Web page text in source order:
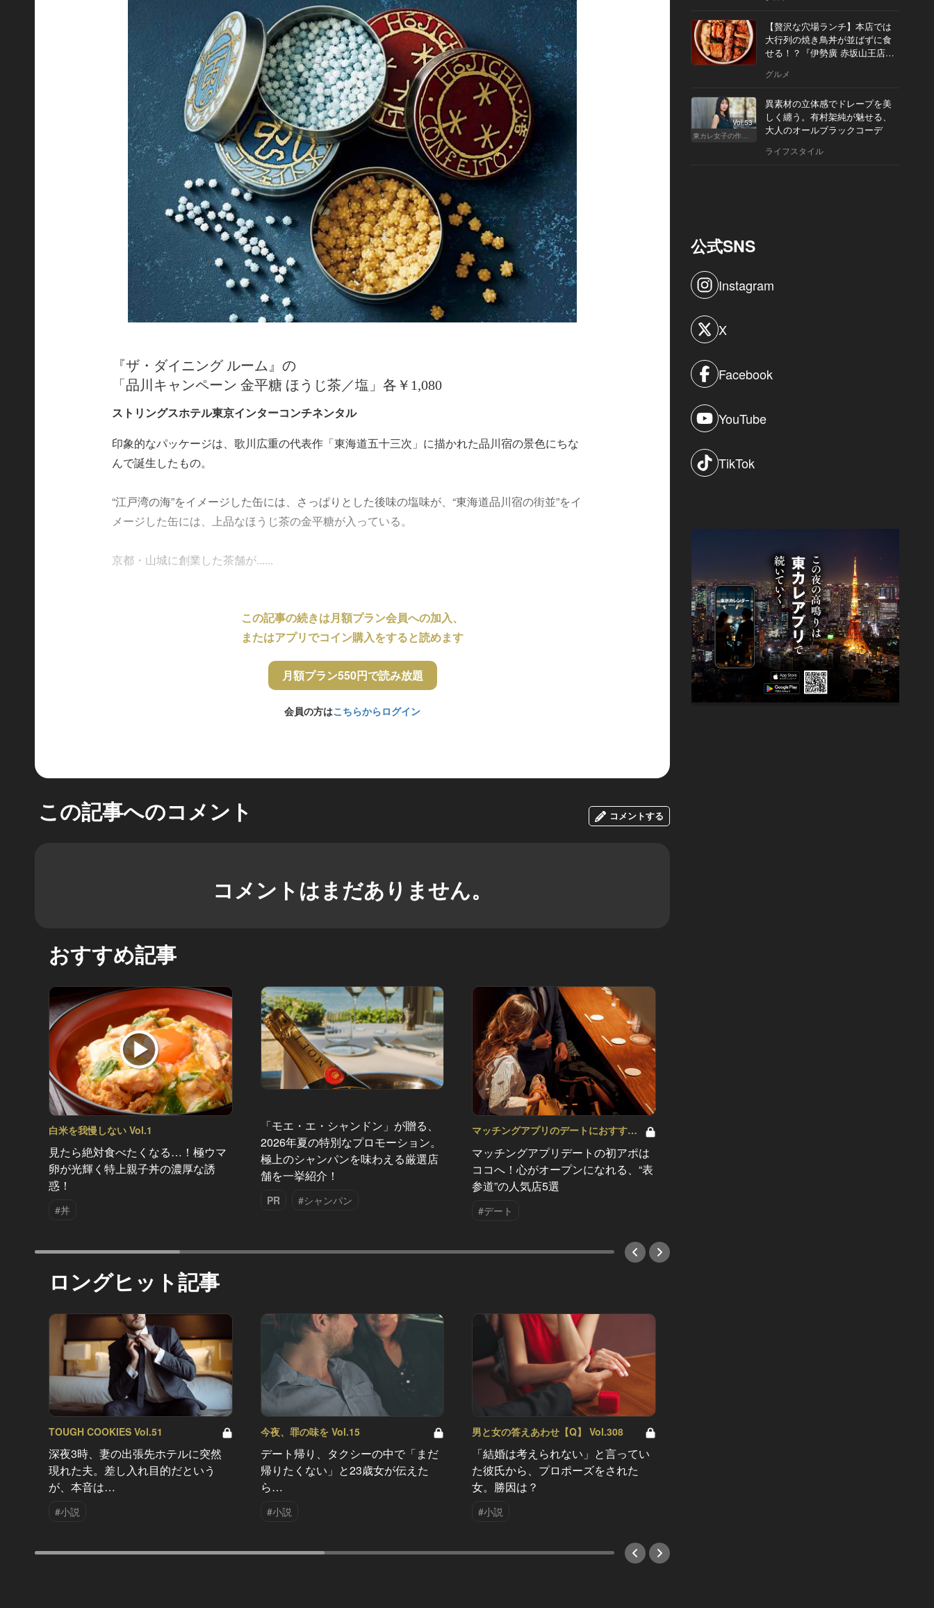
『ザ・ダイニング ルーム』の
「品川キャンペーン 金平糖 ほうじ茶／塩」各￥1,080
ストリングスホテル東京インターコンチネンタル
印象的なパッケージは、歌川広重の代表作「東海道五十三次」に描かれた品川宿の景色にちな
んで誕生したもの。
“江戸湾の海”をイメージした缶には、さっぱりとした後味の塩味が、“東海道品川宿の街並”をイ
メージした缶には、上品なほうじ茶の金平糖が入っている。
京都・山城に創業した茶舗が......
この記事の続きは月額プラン会員への加入、
またはアプリでコイン購入をすると読めます
月額プラン550円で読み放題
会員の方はこちらからログイン
この記事へのコメント コメントする
コメントはまだありません。
おすすめ記事
白米を我慢しない Vol.1
見たら絶対食べたくなる…！極ウマ
卵が光輝く特上親子丼の濃厚な誘
惑！
#丼
「モエ・エ・シャンドン」が贈る、
2026年夏の特別なプロモーション。
極上のシャンパンを味わえる厳選店
舗を一挙紹介！
PR #シャンパン
マッチングアプリのデートにおすすめ
マッチングアプリデートの初アポは
ココへ！心がオープンになれる、“表
参道”の人気店5選
#デート
ロングヒット記事
TOUGH COOKIES Vol.51
深夜3時、妻の出張先ホテルに突然
現れた夫。差し入れ目的だという
が、本音は…
#小説
今夜、罪の味を Vol.15
デート帰り、タクシーの中で「まだ
帰りたくない」と23歳女が伝えた
ら…
#小説
男と女の答えあわせ【Q】 Vol.308
「結婚は考えられない」と言ってい
た彼氏から、プロポーズをされた
女。勝因は？
#小説
【贅沢な穴場ランチ】本店では
大行列の焼き鳥丼が並ばずに食
せる！？『伊勢廣 赤坂山王店』
グルメ
Vol.53
東カレ女子の作り方
異素材の立体感でドレープを美
しく纏う。有村架純が魅せる、
大人のオールブラックコーデ
ライフスタイル
公式SNS
Instagram
X
Facebook
YouTube
TikTok